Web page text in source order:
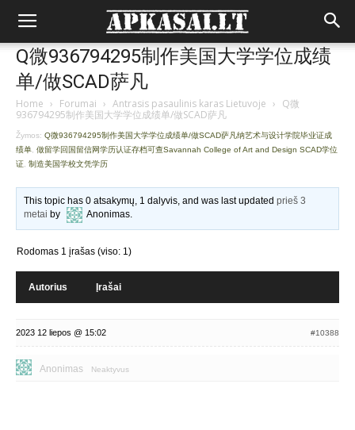
Q微936794295制作美国大学学位成绩
单/做SCAD萨凡
Home › Forumai › Antrasis pasaulinis karas Lietuvoje › Q微
936794295制作美国大学学位成绩单/做SCAD萨凡
Žymos: Q微936794295制作美国大学学位成绩单/做SCAD萨凡纳艺术与设计学院毕业证成
绩单 做留学回国留信网学历认证存档可查Savannah College of Art and Design SCAD学位
证 制造美国学校文凭学历
This topic has 0 atsakymų, 1 dalyvis, and was last updatedprieš 3
metai by Anonimas.
Rodomas 1 įrašas (viso: 1)
Autorius Įrašai
2023 12 liepos @ 15:02 #10388
Anonimas Neaktyvus